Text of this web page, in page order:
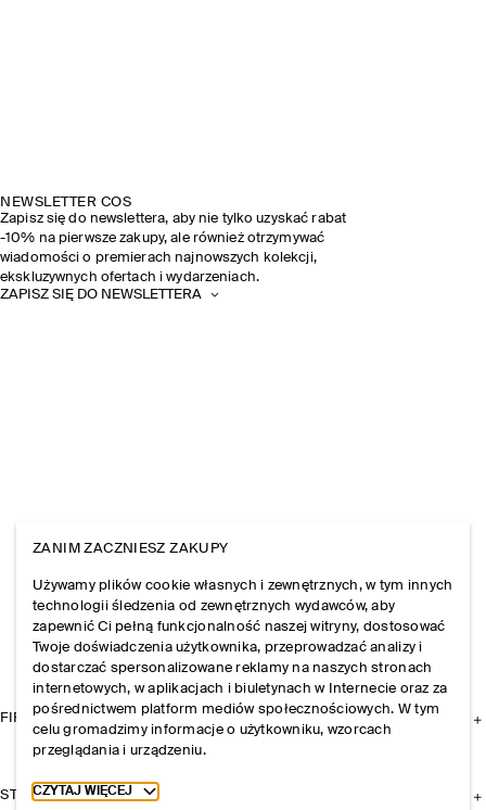
NEWSLETTER COS
Zapisz się do newslettera, aby nie tylko uzyskać rabat
-10% na pierwsze zakupy, ale również otrzymywać
wiadomości o premierach najnowszych kolekcji,
ekskluzywnych ofertach i wydarzeniach.
ZAPISZ SIĘ DO NEWSLETTERA
FIRMA
STREFA KLIENTA
ZANIM ZACZNIESZ ZAKUPY
Używamy plików cookie własnych i zewnętrznych, w tym innych
technologii śledzenia od zewnętrznych wydawców, aby
zapewnić Ci pełną funkcjonalność naszej witryny, dostosować
Twoje doświadczenia użytkownika, przeprowadzać analizy i
dostarczać spersonalizowane reklamy na naszych stronach
internetowych, w aplikacjach i biuletynach w Internecie oraz za
pośrednictwem platform mediów społecznościowych. W tym
celu gromadzimy informacje o użytkowniku, wzorcach
przeglądania i urządzeniu.
Toggle more cookie information
CZYTAJ WIĘCEJ